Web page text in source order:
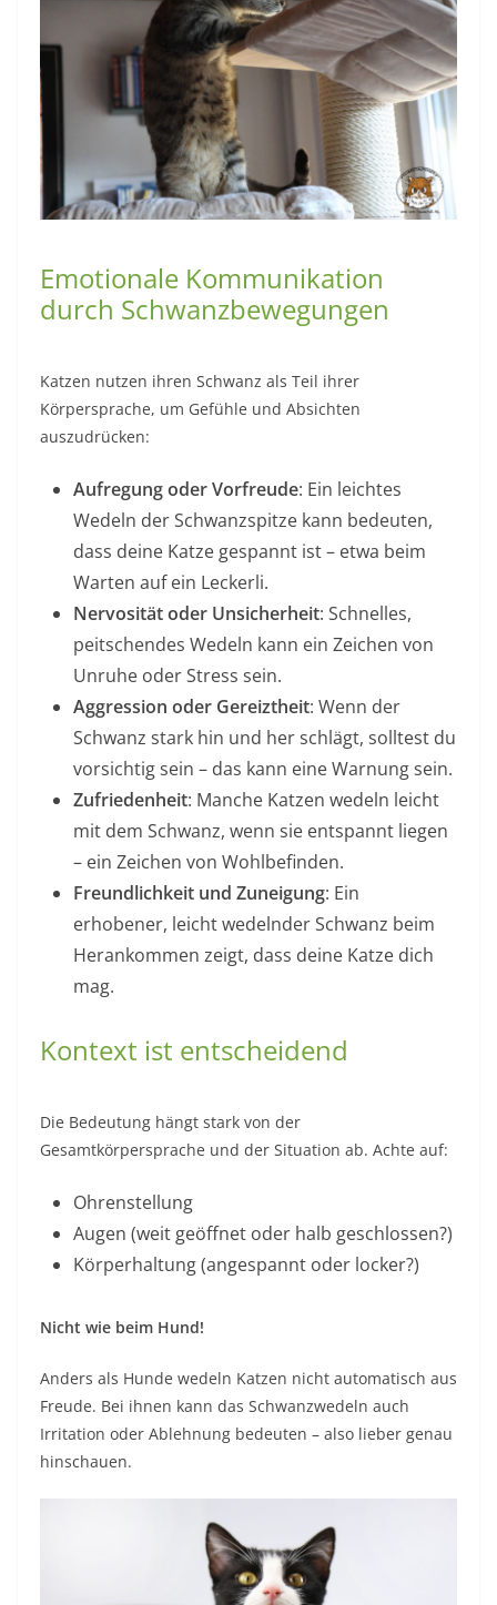
Emotionale Kommunikation
durch Schwanzbewegungen
Katzen nutzen ihren Schwanz als Teil ihrer
Körpersprache, um Gefühle und Absichten
auszudrücken:
Aufregung oder Vorfreude: Ein leichtes
Wedeln der Schwanzspitze kann bedeuten,
dass deine Katze gespannt ist – etwa beim
Warten auf ein Leckerli.
Nervosität oder Unsicherheit: Schnelles,
peitschendes Wedeln kann ein Zeichen von
Unruhe oder Stress sein.
Aggression oder Gereiztheit: Wenn der
Schwanz stark hin und her schlägt, solltest du
vorsichtig sein – das kann eine Warnung sein.
Zufriedenheit: Manche Katzen wedeln leicht
mit dem Schwanz, wenn sie entspannt liegen
– ein Zeichen von Wohlbefinden.
Freundlichkeit und Zuneigung: Ein
erhobener, leicht wedelnder Schwanz beim
Herankommen zeigt, dass deine Katze dich
mag.
Kontext ist entscheidend
Die Bedeutung hängt stark von der
Gesamtkörpersprache und der Situation ab. Achte auf:
Ohrenstellung
Augen (weit geöffnet oder halb geschlossen?)
Körperhaltung (angespannt oder locker?)
Nicht wie beim Hund!
Anders als Hunde wedeln Katzen nicht automatisch aus
Freude. Bei ihnen kann das Schwanzwedeln auch
Irritation oder Ablehnung bedeuten – also lieber genau
hinschauen.